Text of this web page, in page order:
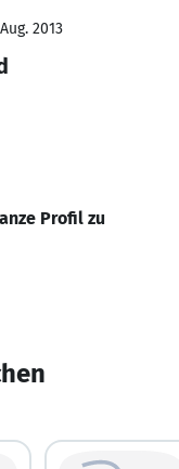
2013
Profil zu